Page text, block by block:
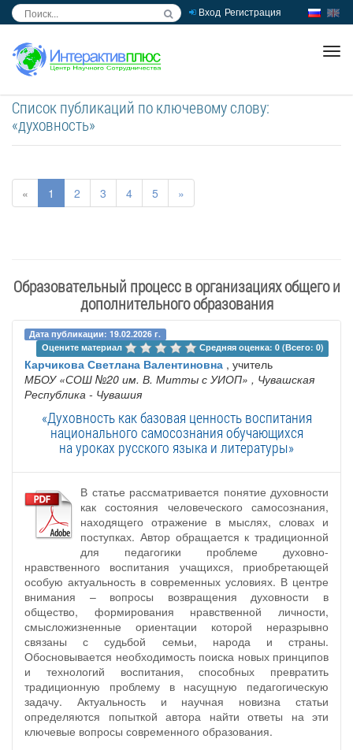
Вход Регистрация
Список публикаций по ключевому слову:
«духовность»
« 1 2 3 4 5 »
Образовательный процесс в организациях общего и
дополнительного образования
Дата публикации: 19.02.2026 г.
Оцените материал
Средняя оценка: 0 (Всего: 0)
Карчикова Светлана Валентиновна , учитель
МБОУ «СОШ №20 им. В. Митты с УИОП» , Чувашская
Республика - Чувашия
«Духовность как базовая ценность воспитания
национального самосознания обучающихся
на уроках русского языка и литературы»
В статье рассматривается понятие духовности
как состояния человеческого самосознания,
находящего отражение в мыслях, словах и
поступках. Автор обращается к традиционной
для педагогики проблеме духовно-
нравственного воспитания учащихся, приобретающей
особую актуальность в современных условиях. В центре
внимания – вопросы возвращения духовности в
общество, формирования нравственной личности,
смысложизненные ориентации которой неразрывно
связаны с судьбой семьи, народа и страны.
Обосновывается необходимость поиска новых принципов
и технологий воспитания, способных превратить
традиционную проблему в насущную педагогическую
задачу. Актуальность и научная новизна статьи
определяются попыткой автора найти ответы на эти
ключевые вопросы современного образования.